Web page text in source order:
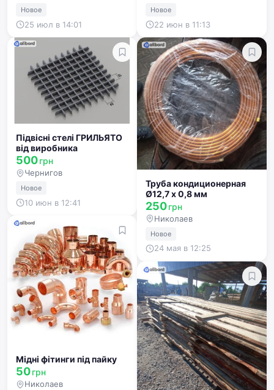
Новое
25 июл в 14:01
Підвісні стелі ГРИЛЬЯТО
від виробника
500грн
Чернигов
Новое
10 июн в 12:41
Мідні фітинги під пайку
50грн
Николаев
Новое
22 июн в 11:13
Труба кондиционерная
Ø12,7 x 0,8 мм
250грн
Николаев
Новое
24 мая в 12:25